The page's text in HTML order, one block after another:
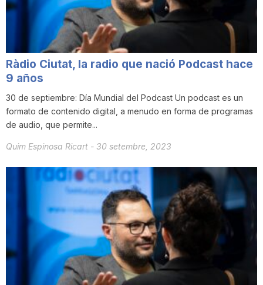
n
a
Ràdio Ciutat, la radio que nació Podcast hace
9 años
30 de septiembre: Día Mundial del Podcast Un podcast es un
formato de contenido digital, a menudo en forma de programas
de audio, que permite...
Quim Espinosa Ricart - 30 setembre, 2023